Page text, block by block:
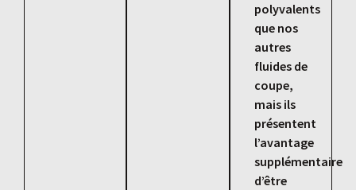
polyvalents
que nos
autres
fluides de
coupe,
mais ils
présentent
l’avantage
supplémentaire
d’être